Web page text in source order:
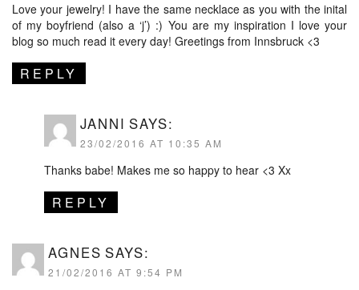
Love your jewelry! I have the same necklace as you with the inital
of my boyfriend (also a ‘j’) :) You are my inspiration I love your
blog so much read it every day! Greetings from Innsbruck <3
REPLY
JANNI SAYS:
23/02/2016 AT 10:35 AM
Thanks babe! Makes me so happy to hear <3 Xx
REPLY
AGNES SAYS:
21/02/2016 AT 9:54 PM